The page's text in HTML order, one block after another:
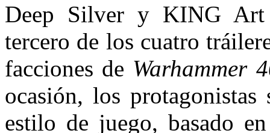
Deep Silver y KING Art
tercero de los cuatro
facciones de Warhammer
ocasión, los
estilo de juego, basado